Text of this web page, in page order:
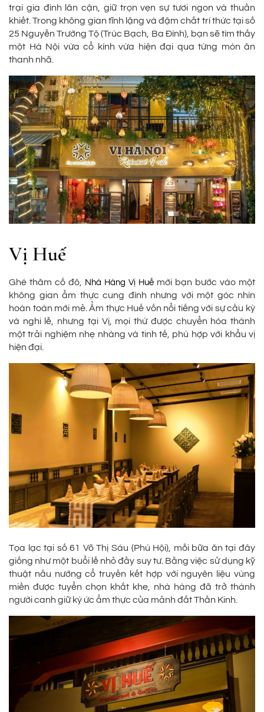
trại gia đình lân cận, giữ trọn vẹn sự tươi ngon và thuần
khiết. Trong không gian tĩnh lặng và đậm chất trí thức tại số
25 Nguyễn Trường Tộ (Trúc Bạch, Ba Đình), bạn sẽ tìm thấy
một Hà Nội vừa cổ kính vừa hiện đại qua từng món ăn
thanh nhã.
Vị Huế
Ghé thăm cố đô, Nhà Hàng Vị Huế mời bạn bước vào một
không gian ẩm thực cung đình nhưng với một góc nhìn
hoàn toàn mới mẻ. Ẩm thực Huế vốn nổi tiếng với sự cầu kỳ
và nghi lễ, nhưng tại Vị, mọi thứ được chuyển hóa thành
một trải nghiệm nhẹ nhàng và tinh tế, phù hợp với khẩu vị
hiện đại.
Tọa lạc tại số 61 Võ Thị Sáu (Phú Hội), mỗi bữa ăn tại đây
giống như một buổi lễ nhỏ đầy suy tư. Bằng việc sử dụng kỹ
thuật nấu nướng cổ truyền kết hợp với nguyên liệu vùng
miền được tuyển chọn khắt khe, nhà hàng đã trở thành
người canh giữ ký ức ẩm thực của mảnh đất Thần Kinh.